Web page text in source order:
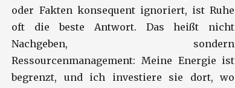
oder Fakten konsequent ignoriert, ist Ruhe
oft die beste Antwort. Das heißt nicht
Nachgeben, sondern
Ressourcenmanagement: Meine Energie ist
begrenzt, und ich investiere sie dort, wo